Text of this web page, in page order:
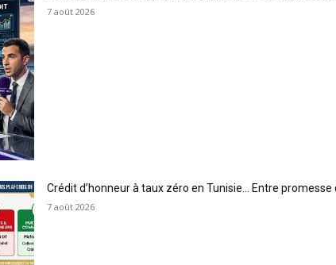
7 août 2026
Crédit d’honneur à taux zéro en Tunisie… Entre
7 août 2026